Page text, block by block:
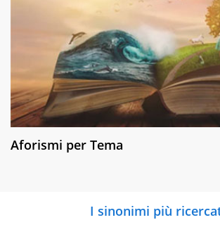
Aforismi per Tema
I sinonimi più